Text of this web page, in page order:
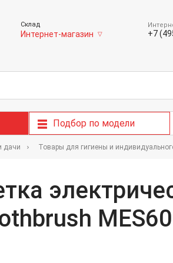
Склад
Интернет-магазин ▽ +7
Подбор по модели
дачи Товары для гигиены и